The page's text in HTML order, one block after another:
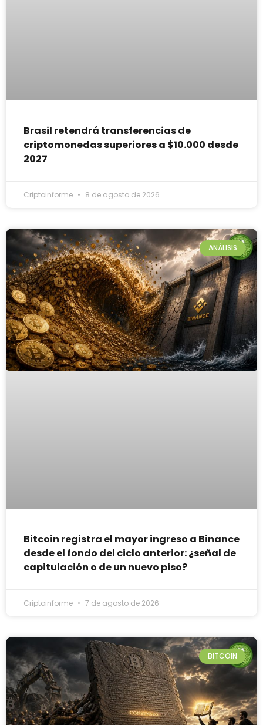
Brasil retendrá transferencias de
criptomonedas superiores a $10.000 desde
2027
Criptoinforme 8 de agosto de 2026
ANÁLISIS
Bitcoin registra el mayor ingreso a Binance
desde el fondo del ciclo anterior: ¿señal de
capitulación o de un nuevo piso?
Criptoinforme 7 de agosto de 2026
BITCOIN